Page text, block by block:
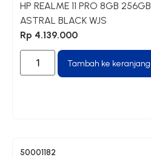
HP REALME 11 PRO 8GB 256GB
ASTRAL BLACK WJS
Rp 4.139.000
Tambah ke keranjang
50001182